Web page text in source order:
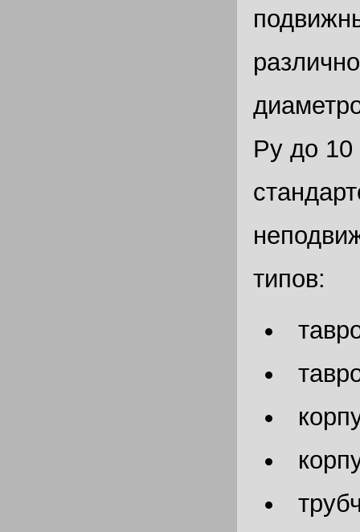
Ру до 10
типов: